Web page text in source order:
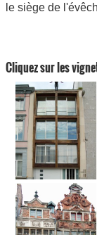
le siège de
Cliquez sur les